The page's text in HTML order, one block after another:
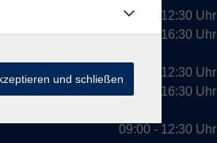
09:00 - 12:30 Uhr
13:00 - 16:30 Uhr
10:00 - 12:30 Uhr
13:00 - 16:30 Uhr
09:00 - 12:30 Uhr
und schließen